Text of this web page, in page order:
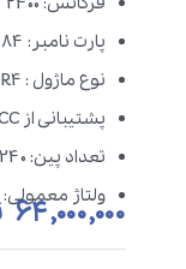
پارت نامبر: 809084-091
نوع ماژول : DDR4
پشتیبانی از ECC: بله
تعداد پین: 240 عدد
ولتاژ معمولی: 1.5v یا 1.2v در سری های L
۶۴,۰۰۰,۰۰۰